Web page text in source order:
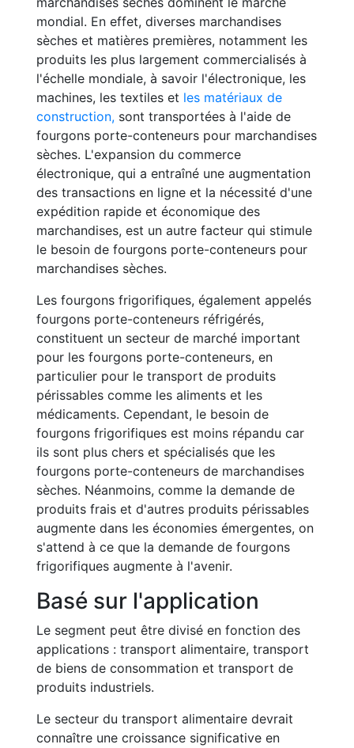
mondial. En effet, diverses marchandises
sèches et matières premières, notamment les
produits les plus largement commercialisés à
l'échelle mondiale, à savoir l'électronique, les
machines, les textiles et les matériaux de
construction, sont transportées à l'aide de
fourgons porte-conteneurs pour marchandises
sèches. L'expansion du commerce
électronique, qui a entraîné une augmentation
des transactions en ligne et la nécessité d'une
expédition rapide et économique des
marchandises, est un autre facteur qui stimule
le besoin de fourgons porte-conteneurs pour
marchandises sèches.
Les fourgons frigorifiques, également appelés
fourgons porte-conteneurs réfrigérés,
constituent un secteur de marché important
pour les fourgons porte-conteneurs, en
particulier pour le transport de produits
périssables comme les aliments et les
médicaments. Cependant, le besoin de
fourgons frigorifiques est moins répandu car
ils sont plus chers et spécialisés que les
fourgons porte-conteneurs de marchandises
sèches. Néanmoins, comme la demande de
produits frais et d'autres produits périssables
augmente dans les économies émergentes, on
s'attend à ce que la demande de fourgons
frigorifiques augmente à l'avenir.
Basé sur l'application
Le segment peut être divisé en fonction des
applications : transport alimentaire, transport
de biens de consommation et transport de
produits industriels.
Le secteur du transport alimentaire devrait
connaître une croissance significative en